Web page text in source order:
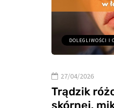
DOLEGLIWOŚCI I
27/04/2026
Trądzik
skórnej,